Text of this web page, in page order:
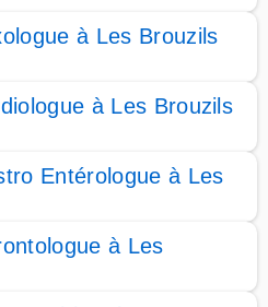
à Les Brouzils
à Les Brouzils
Entérologue à Les
à Les